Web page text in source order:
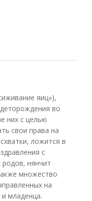
яиц»),
во
них с целью
свои права на
ложится в
с
нянчит
множество
на
младенца.